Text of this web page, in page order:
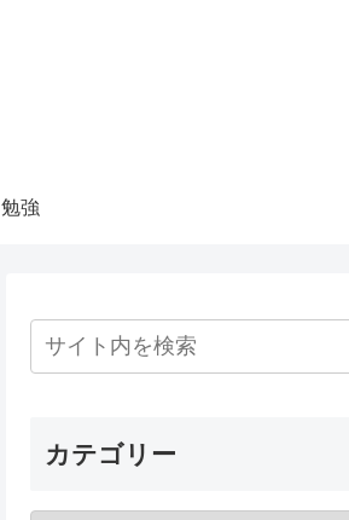
勉強
カテゴリー